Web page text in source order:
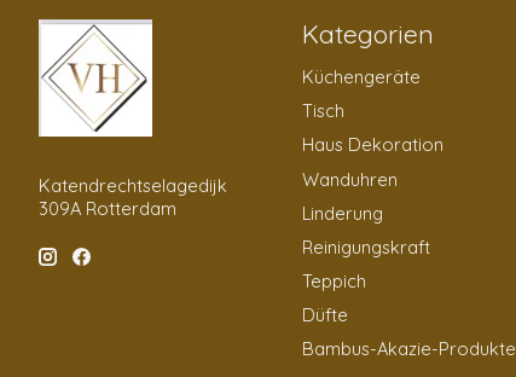
Katendrechtselagedijk
309A Rotterdam
Kategorien
Küchengeräte
Tisch
Haus Dekoration
Wanduhren
Linderung
Reinigungskraft
Teppich
Düfte
Bambus-Akazie-Produkte